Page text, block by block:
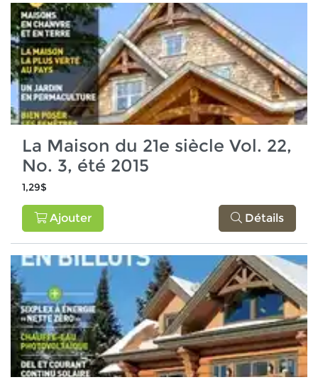
La Maison du 21e siècle Vol. 22,
No. 3, été 2015
1,29$
Ajouter Détails